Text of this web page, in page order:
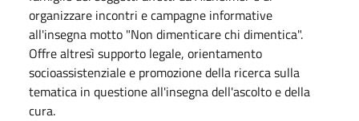
organizzare incontri e campagne informative
all'insegna motto "Non dimenticare chi dimentica".
Offre altresì supporto legale, orientamento
socioassistenziale e promozione della ricerca sulla
tematica in questione all'insegna dell'ascolto e della
cura.